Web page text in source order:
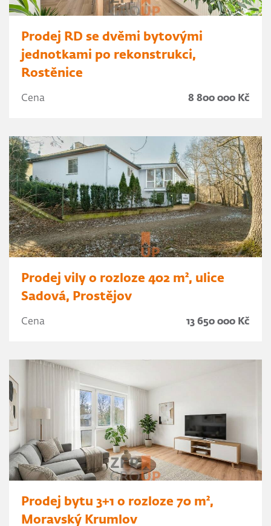
Prodej RD se dvěmi bytovými
jednotkami po rekonstrukci,
Rostěnice
Cena 8 800 000 Kč
Prodej vily o rozloze 402 m², ulice
Sadová, Prostějov
Cena 13 650 000 Kč
Prodej bytu 3+1 o rozloze 70 m²,
Moravský Krumlov